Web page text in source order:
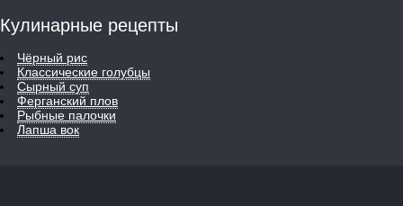
Кулинарные рецепты
Чёрный рис
Классические голубцы
Сырный суп
Ферганский плов
Рыбные палочки
Лапша вок